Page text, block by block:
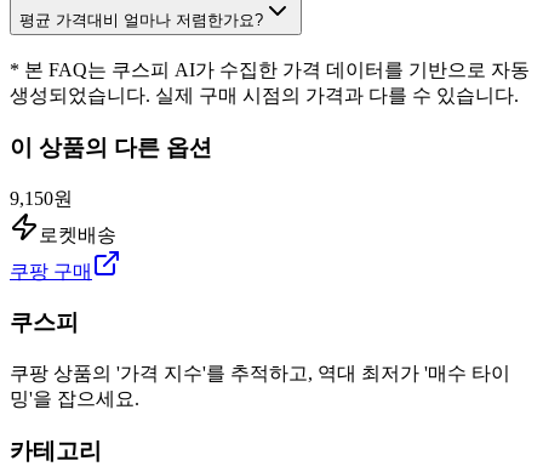
평균 가격대비 얼마나 저렴한가요?
* 본 FAQ는 쿠스피 AI가 수집한 가격 데이터를 기반으로 자동
생성되었습니다. 실제 구매 시점의 가격과 다를 수 있습니다.
이 상품의 다른 옵션
9,150원
로켓배송
쿠팡 구매
쿠스피
쿠팡 상품의 '가격 지수'를 추적하고, 역대 최저가 '매수 타이
밍'을 잡으세요.
카테고리